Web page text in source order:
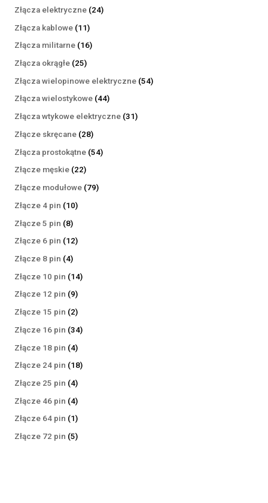
produkty
Złącza elektryczne 2424
Złącza kablowe 1111
produktów
Złącza militarne 1616
Złącza okrągłe 2525
produktów
Złącza wielopinowe elektryczne 5454
Złącza wielostykowe 4444
produkty
Złącza wtykowe elektryczne 3131
Złącze skręcane 2828
produktów
Złącza prostokątne 5454
Złącze męskie 2222
produkty
Złącze modułowe 7979
Złącze 4 pin 1010
Złącze 5 pin 88
produktów
Złącze 6 pin 1212
Złącze 8 pin 44
produkty
Złącze 10 pin 1414
Złącze 12 pin 99
produktów
Złącze 15 pin 22
produkty
Złącze 16 pin 3434
Złącze 18 pin 44
produkty
Złącze 24 pin 1818
Złącze 25 pin 44
produkty
Złącze 46 pin 44
produkty
Złącze 64 pin 11
produkt
Złącze 72 pin 55